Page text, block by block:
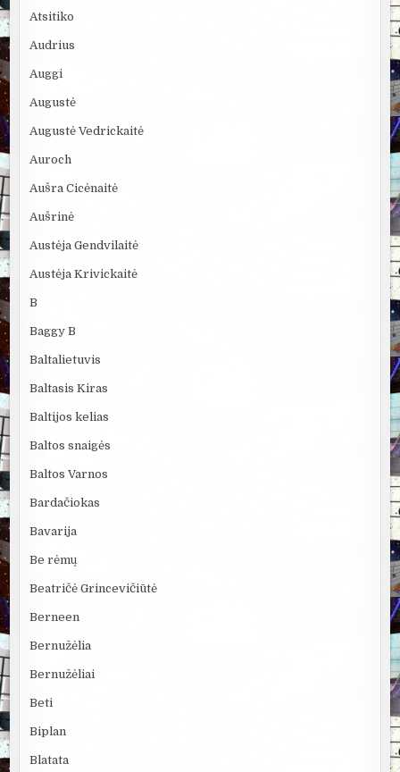
Atsitiko
Audrius
Auggi
Augustė
Augustė Vedrickaitė
Auroch
Aušra Cicėnaitė
Aušrinė
Austėja Gendvilaitė
Austėja Krivickaitė
B
Baggy B
Baltalietuvis
Baltasis Kiras
Baltijos kelias
Baltos snaigės
Baltos Varnos
Bardačiokas
Bavarija
Be rėmų
Beatričė Grincevičiūtė
Berneen
Bernužėlia
Bernužėliai
Beti
Biplan
Blatata